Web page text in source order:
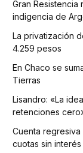
Gran Resistencia
indigencia de
La privatización
4.259 pesos
En Chaco se
Tierras
Lisandro: «La
retenciones
Cuenta regresiva
cuotas sin